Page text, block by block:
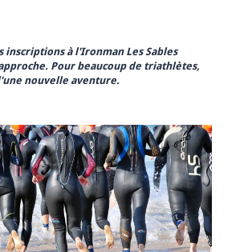
inscriptions à l'Ironman Les Sables
Pour beaucoup de triathlètes,
nouvelle aventure.